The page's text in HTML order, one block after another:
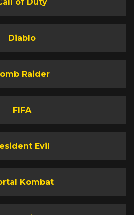
Diablo
Raider
FIFA
Evil
Kombat